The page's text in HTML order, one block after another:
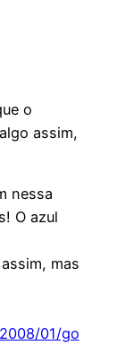
o
assim,
nessa
O azul
mas
01/go